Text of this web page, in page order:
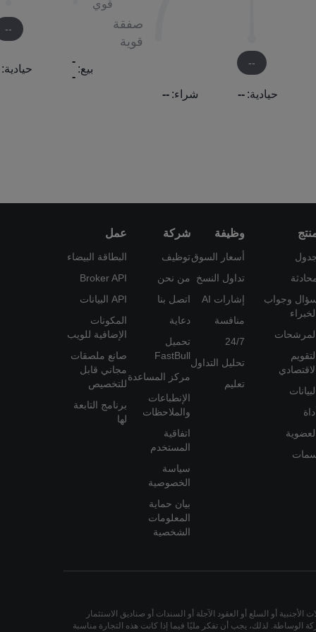
صفقة
قوية
--
حيادية: -- شراء: --
قوي
--
بيع:
-
-
حيادية:
وجواب
وظيفة
أسعار السوق
تداول النسخ
إشارات AI
منافسة
24/7
تحليل التداول
تعليم
شركة
توظيف
من نحن
اتصل بنا
دعاية
تحميل
FastBull
مركز المساعدة
الإنطباعات
والملاحظات
اتفاقية
المستخدم
سياسة
الخصوصية
بيان حماية
المعلومات
الشخصية
عمل
البطاقة البيضاء
Broker API
API البيانات
المكونات
الإضافية للويب
صانع ملصقات
مجاني قابل
للتخصيص
برنامج التابعة
لها
أو السلع أو العقود الآجلة أو السندات أو صناديق الاستثمار
الوساطة. لذلك، يجب أن تفكر مليًا فيما إذا كانت هذه التجارة مناسبة